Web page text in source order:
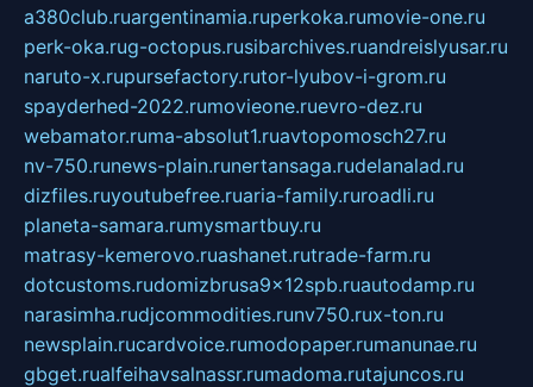
a380club.ruargentinamia.ruperkoka.rumovie-one.ru
perk-oka.rug-octopus.rusibarchives.ruandreislyusar.ru
naruto-x.rupursefactory.rutor-lyubov-i-grom.ru
spayderhed-2022.rumovieone.ruevro-dez.ru
webamator.ruma-absolut1.ruavtopomosch27.ru
nv-750.runews-plain.runertansaga.rudelanalad.ru
dizfiles.ruyoutubefree.ruaria-family.ruroadli.ru
planeta-samara.rumysmartbuy.ru
matrasy-kemerovo.ruashanet.rutrade-farm.ru
dotcustoms.rudomizbrusa9x12spb.ruautodamp.ru
narasimha.rudjcommodities.runv750.rux-ton.ru
newsplain.rucardvoice.rumodopaper.rumanunae.ru
gbget.rualfeihavsalnassr.rumadoma.rutajuncos.ru